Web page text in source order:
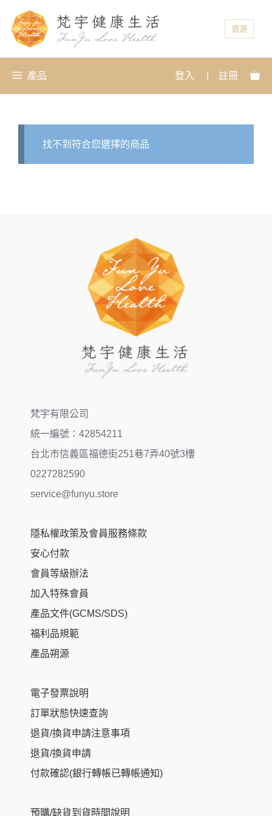
資源
產品 登入 註冊
找不到符合您選擇的商品
梵宇有限公司
統一編號：42854211
台北市信義區福德街251巷7弄40號3樓
0227282590
service@funyu.store
隱私權政策及會員服務條款
安心付款
會員等級辦法
加入特殊會員
產品文件(GCMS/SDS)
福利品規範
產品朔源
電子發票說明
訂單狀態快速查詢
退貨/換貨申請注意事項
退貨/換貨申請
付款確認(銀行轉帳已轉帳通知)
預購/缺貨到貨時間說明